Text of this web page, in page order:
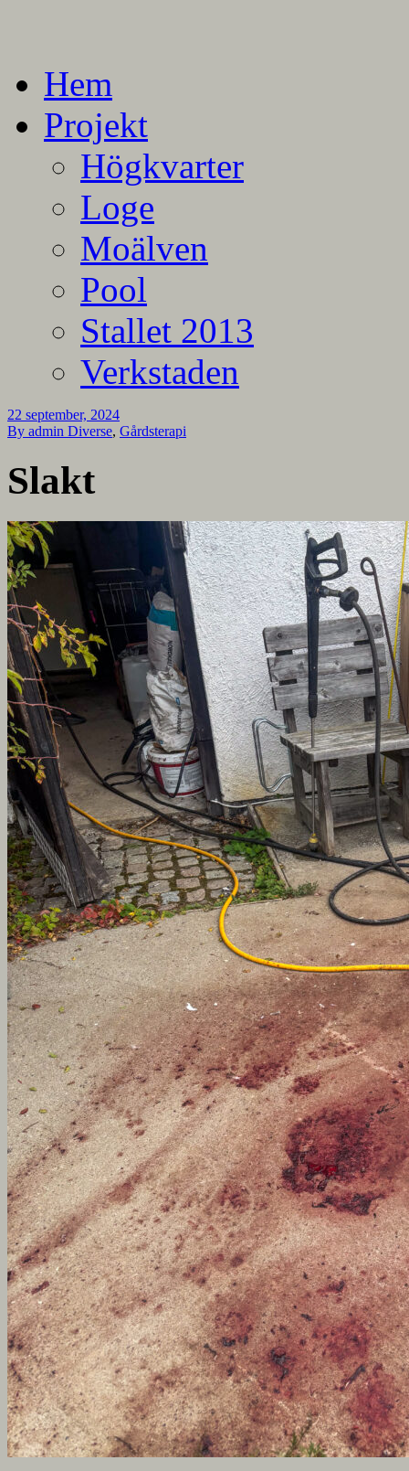
Hem
Projekt
Högkvarter
Loge
Moälven
Pool
Stallet 2013
Verkstaden
22 september, 2024
By admin Diverse, Gårdsterapi
Slakt